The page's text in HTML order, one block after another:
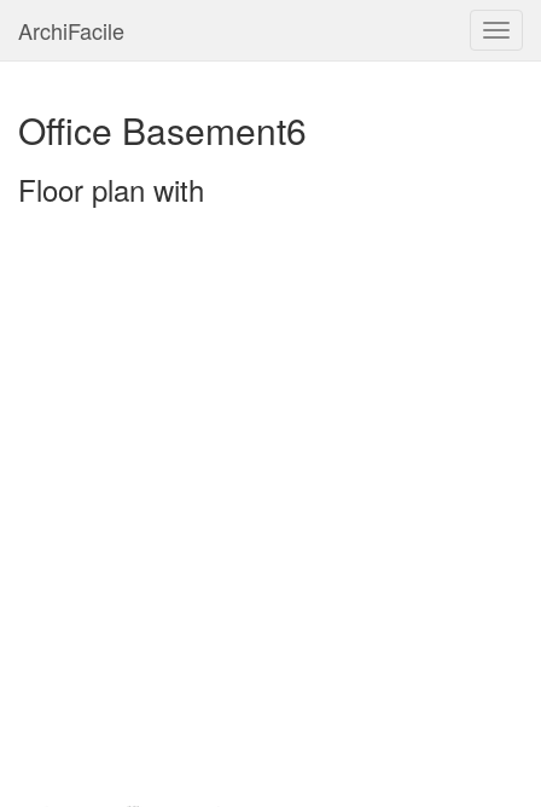
ArchiFacile
Office Basement6
Floor plan with